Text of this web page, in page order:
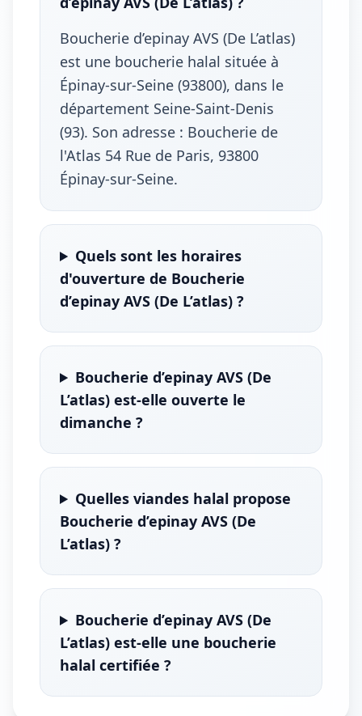
Boucherie d’epinay AVS (De L’atlas)
est une boucherie halal située à
Épinay-sur-Seine (93800), dans le
département Seine-Saint-Denis
(93). Son adresse : Boucherie de
l'Atlas 54 Rue de Paris, 93800
Épinay-sur-Seine.
Quels sont les horaires
d'ouverture de Boucherie
d’epinay AVS (De L’atlas) ?
Boucherie d’epinay AVS (De
L’atlas) est-elle ouverte le
dimanche ?
Quelles viandes halal propose
Boucherie d’epinay AVS (De
L’atlas) ?
Boucherie d’epinay AVS (De
L’atlas) est-elle une boucherie
halal certifiée ?